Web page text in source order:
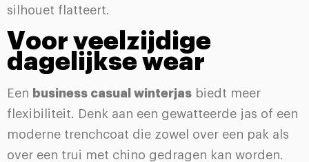
silhouet flatteert.
Voor veelzijdige
dagelijkse wear
Een business casual winterjas biedt meer
flexibiliteit. Denk aan een gewatteerde jas of een
moderne trenchcoat die zowel over een pak als
over een trui met chino gedragen kan worden.